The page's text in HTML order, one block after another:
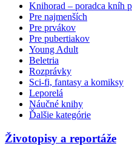
Knihorad – poradca kníh
Pre najmenších
Pre prvákov
Pre pubertiakov
Young Adult
Beletria
Rozprávky
Sci-fi, fantasy a komiksy
Leporelá
Náučné knihy
Ďalšie kategórie
Životopisy a reportáže